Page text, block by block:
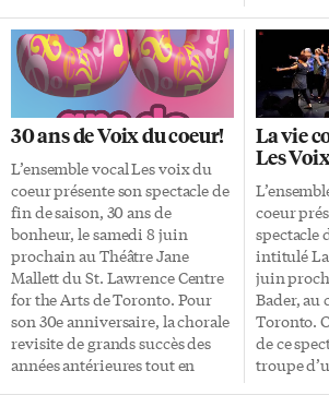
moment pour cette trentaine
d’amateurs qui répètent ce
spectacle depuis plusieurs
mois. Depuis 16 ans, les Voix du
Cœur rassemble des amateurs
francophones passionnés de
chant. C’est le musicien
torontois Bernard Dionne qui a
créé cette chorale en 1994.
L’ensemble est encadré par la
directrice musicale Manon Côté
et entouré d’un pianiste,
Gabriel Drouin, et d’un
guitariste, Geoffrey Smale. La
particularité […]
février;
sur la
Bader
pour la
Le
avait
de la
théâtre
Front, en
succès […]
30 ans de Voix du coeur!
L’ensemble vocal Les voix du
coeur présente son spectacle de
fin de saison, 30 ans de
bonheur, le samedi 8 juin
prochain au Théâtre Jane
Mallett du St. Lawrence Centre
for the Arts de Toronto. Pour
son 30e anniversaire, la chorale
revisite de grands succès des
années antérieures tout en
La vie
Les
coeur
spectacle
intitulé La
juin
Bader, au
Toronto.
de ce
troupe